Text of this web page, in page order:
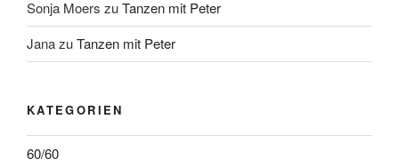
Sonja Moers zuTanzen mit Peter
JanazuTanzen mit Peter
KATEGORIEN
60/60